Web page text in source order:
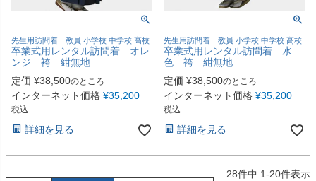
先生用訪問着 教員 小学校 中学校 高校
卒業式用レンタル訪問着 オレ
ンジ 袴 紺無地
定価 ¥38,500のところ
インターネット価格 ¥35,200
税込
詳細を見る
先生用訪問着 教員 小学校 中学校 高校
卒業式用レンタル訪問着 水
色 袴 紺無地
定価 ¥38,500のところ
インターネット価格 ¥35,200
税込
詳細を見る
28件中 1-20件表示